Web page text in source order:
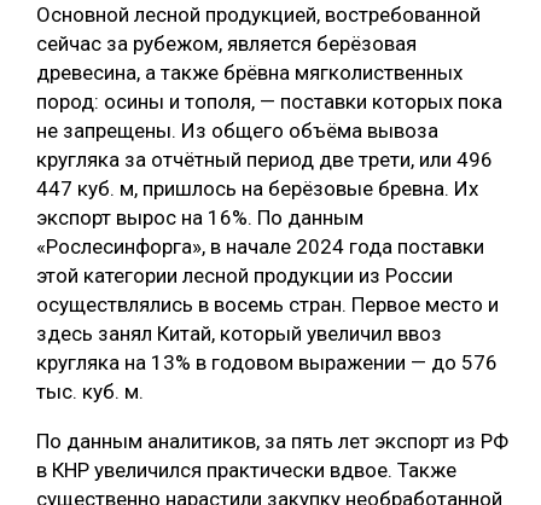
Основной лесной продукцией, востребованной
сейчас за рубежом, является берёзовая
древесина, а также брёвна мягколиственных
пород: осины и тополя, — поставки которых пока
не запрещены. Из общего объёма вывоза
кругляка за отчётный период две трети, или 496
447 куб. м, пришлось на берёзовые бревна. Их
экспорт вырос на 16%. По данным
«Рослесинфорга», в начале 2024 года поставки
этой категории лесной продукции из России
осуществлялись в восемь стран. Первое место и
здесь занял Китай, который увеличил ввоз
кругляка на 13% в годовом выражении — до 576
тыс. куб. м.
По данным аналитиков, за пять лет экспорт из РФ
в КНР увеличился практически вдвое. Также
существенно нарастили закупку необработанной